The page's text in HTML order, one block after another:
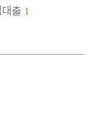
대출 1